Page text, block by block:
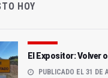
HOY
El Expositor: Volver
PUBLICADO EL 31 DE